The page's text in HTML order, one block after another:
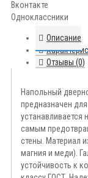
Вконтакте
Одноклассники
Описание
Отзывы (0)
Напольный
предназначен
устанавливается
самым
стены. Материал
магния и меди).
устойчивость к